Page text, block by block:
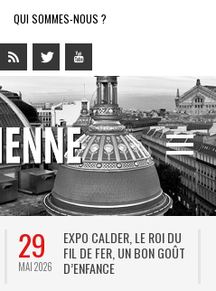
QUI SOMMES-NOUS ?
CALDER, LE ROI DU
FIL DE FER, UN BON GOÛT
D’ENFANCE
28